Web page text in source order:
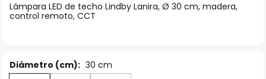
galería
de
Lámpara LED de techo Lindby Lanira, Ø 30 cm, madera,
control remoto, CCT
Diámetro (cm): 30 cm